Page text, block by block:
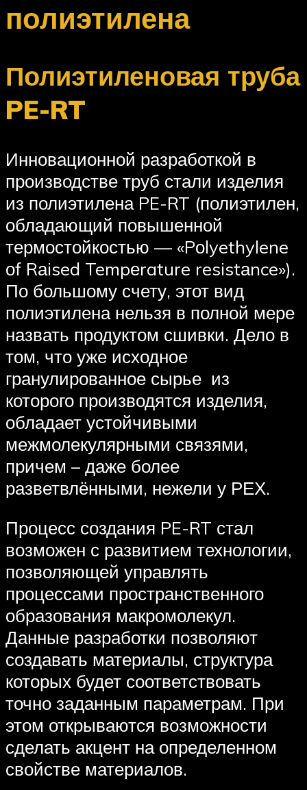
полиэтилена
Полиэтиленовая труба
PE-RT
Инновационной разработкой в
производстве труб стали изделия
из полиэтилена PE-RT (полиэтилен,
обладающий повышенной
термостойкостью — «Pоlyethylene
оf Rаised Tempеrature resistаnce»).
По большому счету, этот вид
полиэтилена нельзя в полной мере
назвать продуктом сшивки. Дело в
том, что уже исходное
гранулированное сырье из
которого производятся изделия,
обладает устойчивыми
межмолекулярными связями,
причем – даже более
разветвлёнными, нежели у РЕХ.
Процесс создания PE-RT стал
возможен с развитием технологии,
позволяющей управлять
процессами пространственного
образования макромолекул.
Данные разработки позволяют
создавать материалы, структура
которых будет соответствовать
точно заданным параметрам. При
этом открываются возможности
сделать акцент на определенном
свойстве материалов.